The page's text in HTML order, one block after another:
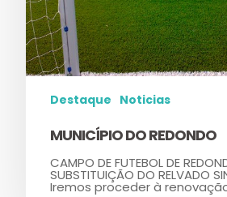
Destaque Noticias
MUNICÍPIO DO REDONDO
CAMPO DE FUTEBOL DE
SUBSTITUIÇÃO DO RELVADO
Iremos proceder à